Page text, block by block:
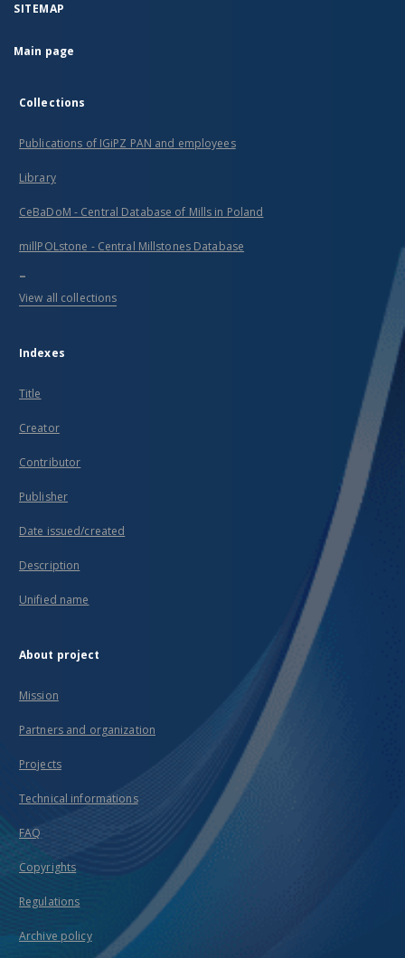
SITEMAP
Main page
Collections
Publications of IGiPZ PAN and employees
Library
CeBaDoM - Central Database of Mills in Poland
millPOLstone - Central Millstones Database
...
View all collections
Indexes
Title
Creator
Contributor
Publisher
Date issued/created
Description
Unified name
About project
Mission
Partners and organization
Projects
Technical informations
FAQ
Copyrights
Regulations
Archive policy